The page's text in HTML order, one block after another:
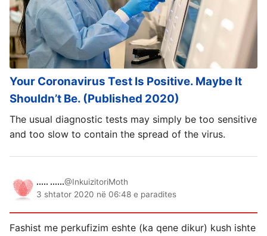
Your Coronavirus Test Is Positive. Maybe It
Shouldn’t Be. (Published 2020)
The usual diagnostic tests may simply be too sensitive
and too slow to contain the spread of the virus.
..... ......@InkuizitoriMoth
3 shtator 2020 në 06:48 e paradites
Fashist me perkufizim eshte (ka qene dikur) kush ishte